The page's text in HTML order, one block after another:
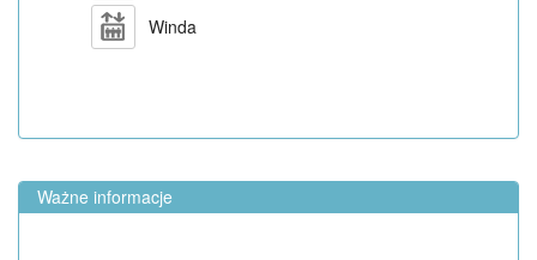
Winda
Ważne informacje